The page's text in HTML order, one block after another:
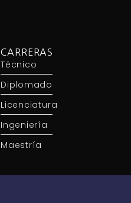
CARRERAS
Técnico
Diplomado
Licenciatura
Ingeniería
Maestría